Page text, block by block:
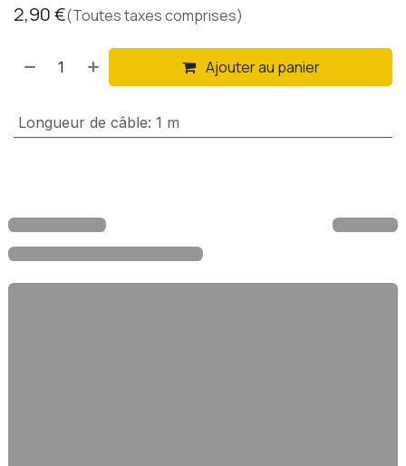
2,90€(Toutes taxes comprises)
Ajouter au panier
Longueur de câble: 1 m